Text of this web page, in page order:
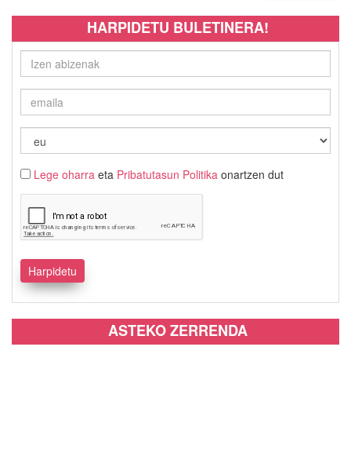
HARPIDETU BULETINERA!
Lege oharra eta Pribatutasun Politika onartzen dut
ASTEKO ZERRENDA